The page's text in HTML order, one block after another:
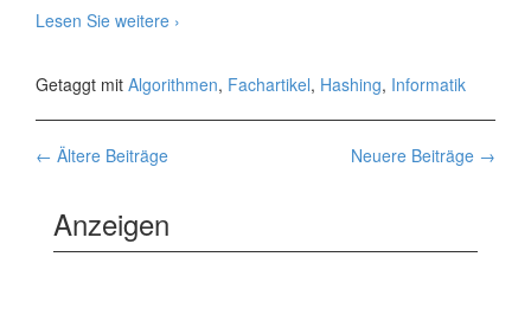
Lesen Sie weitere Hash-
›
Getaggt mit Algorithmen, Fachartikel, Hashing, Informatik
Beiträge-
navigation
← Ältere Beiträge Neuere Beiträge →
Anzeigen